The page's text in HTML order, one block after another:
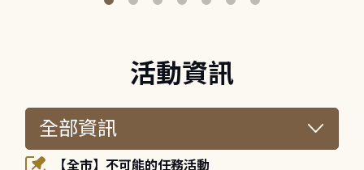
活動資訊
【全市】不可能的任務活動